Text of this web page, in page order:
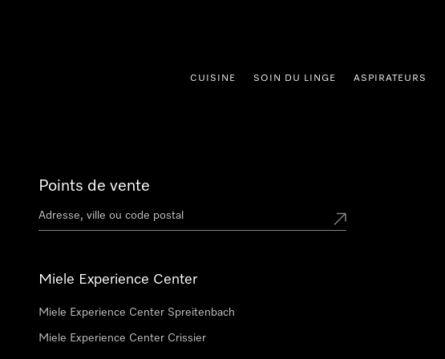
CUISINE SOIN DU LINGE ASPIRATEURS
Points de vente
Miele Experience Center
Miele Experience Center Spreitenbach
Miele Experience Center Crissier